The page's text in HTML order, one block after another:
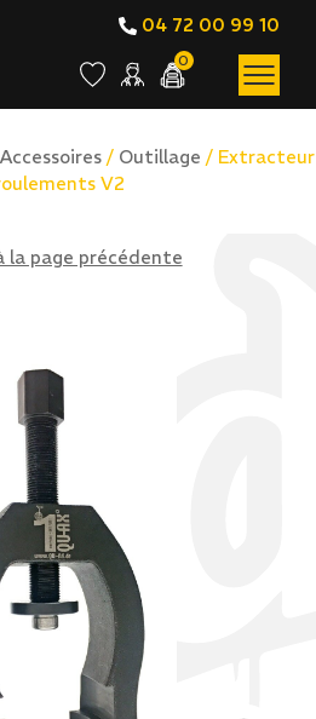
04 72 00 99 10
0
Accessoires / Outillage / Extracteur
V2
la page précédente